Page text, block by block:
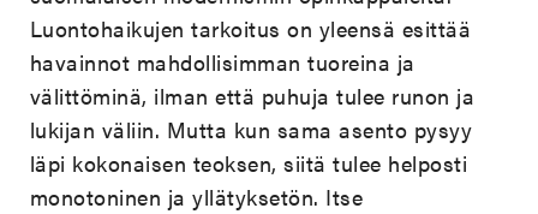
Luontohaikujen tarkoitus on yleensä esittää
havainnot mahdollisimman tuoreina ja
välittöminä, ilman että puhuja tulee runon ja
lukijan väliin. Mutta kun sama asento pysyy
läpi kokonaisen teoksen, siitä tulee helposti
monotoninen ja yllätyksetön. Itse